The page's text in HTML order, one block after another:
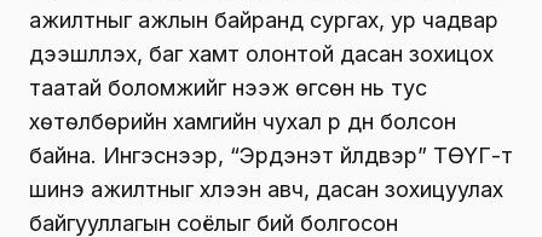
ажилтныг ажлын байранд сургах, ур чадвар
дээшлүүлэх, баг хамт олонтой дасан зохицох
таатай боломжийг нээж өгсөн нь тус
хөтөлбөрийн хамгийн чухал үр дүн болсон
байна. Ингэснээр, “Эрдэнэт үйлдвэр” ТӨҮГ-т
шинэ ажилтныг хүлээн авч, дасан зохицуулах
байгууллагын соёлыг бий болгосон